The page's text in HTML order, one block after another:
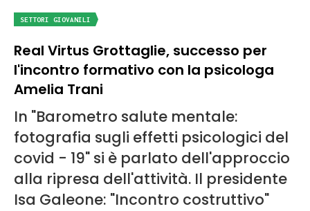
SETTORI GIOVANILI
Real Virtus Grottaglie, successo per
l'incontro formativo con la psicologa
Amelia Trani
In "Barometro salute mentale:
fotografia sugli effetti psicologici del
covid - 19" si è parlato dell'approccio
alla ripresa dell'attività. Il presidente
Isa Galeone: "Incontro costruttivo"